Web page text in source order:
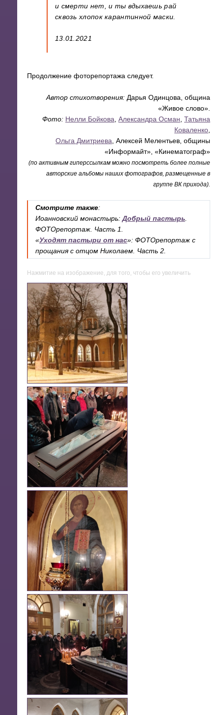
и смерти нет, и ты вдыхаешь рай
сквозь хлопок карантинной маски.
13.01.2021
Продолжение фоторепортажа следует.
Автор стихотворения: Дарья Одинцова, община
«Живое слово».
Фото: Нелли Бойкова Александра Осман Татьяна
Коваленко
Ольга Дмитриева , Алексей Мелентьев, общины
«Информайт», «Кинематограф»
(по активным гиперссылкам можно посмотреть более полные
авторские альбомы наших фотографов, размещенные в
группе ВК прихода).
Смотрите также:
Иоанновский монастырь:Добрый пастырь.
ФОТОрепортаж. Часть 1.
«Уходят пастыри от нас»: ФОТОрепортаж с
прощания с отцом Николаем. Часть 2.